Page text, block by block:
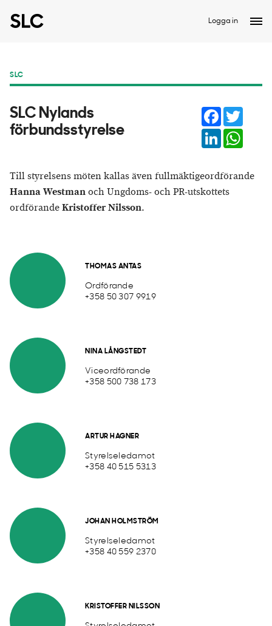
Logga in
SLC
SLC Nylands
förbundsstyrelse
Facebook
LinkedIn
Till styrelsens möten kallas även fullmäktigeordförande
Hanna Westmanoch Ungdoms- och PR-utskottets
ordförandeKristoffer Nilsson.
THOMAS ANTAS
Ordförande
+358 50 307 9919
NINA LÅNGSTEDT
Viceordförande
+358 500 738 173
ARTUR HAGNER
Styrelseledamot
+358 40 515 5313
JOHAN HOLMSTRÖM
Styrelseledamot
+358 40 559 2370
KRISTOFFER NILSSON